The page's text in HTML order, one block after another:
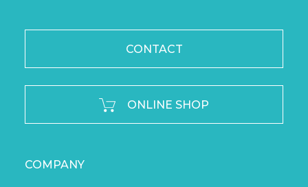
CONTACT
ONLINE SHOP
COMPANY